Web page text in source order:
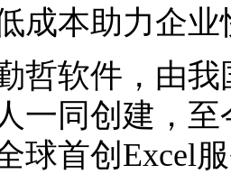
成本助力企
件，由我国
一同创建，至
球首创Excel